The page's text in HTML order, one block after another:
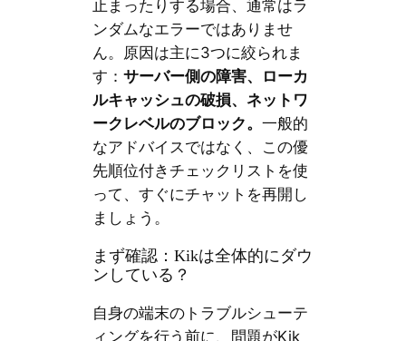
止まったりする場合、通常はラ
ンダムなエラーではありませ
ん。原因は主に3つに絞られま
す： サーバー側の障害、ローカ
ルキャッシュの破損、ネットワ
ークレベルのブロック。 一般的
なアドバイスではなく、この優
先順位付きチェックリストを使
って、すぐにチャットを再開し
ましょう。
まず確認：Kikは全体的にダウ
ンしている？
自身の端末のトラブルシューテ
ィングを行う前に、問題がKik